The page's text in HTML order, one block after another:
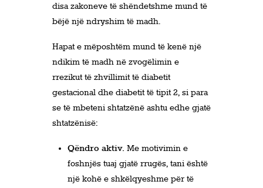
disa zakoneve të shëndetshme mund të
bëjë një ndryshim të madh.
Hapat e mëposhtëm mund të kenë një
ndikim të madh në zvogëlimin e
rrezikut të zhvillimit të diabetit
gestacional dhe diabetit të tipit 2, si para
se të mbeteni shtatzënë ashtu edhe gjatë
shtatzënisë:
Qëndro aktiv. Me motivimin e
foshnjës tuaj gjatë rrugës, tani është
një kohë e shkëlqyeshme për të